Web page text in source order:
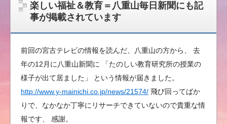
楽しい福祉＆教育＝八重山毎日新聞にも記
事が掲載されています
前回の宮古テレビの情報を読んだ、八重山の方から、 去
年の12月に八重山新聞に 「たのしい教育研究所の授業の
様子が出て居ました」 という情報が届きました。
http://www.y-mainichi.co.jp/news/21574/ 飛び回ってばか
りで、なかなか丁寧にリサーチできていないので貴重な情
報です、 感謝。